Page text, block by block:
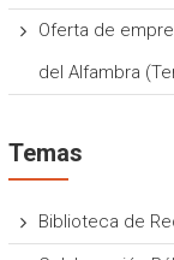
Oferta de
del Alfambra
Temas
Biblioteca de